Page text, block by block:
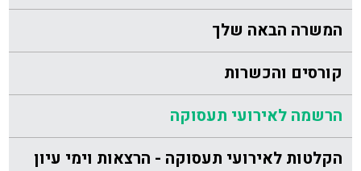
המשרה הבאה שלך
קורסים והכשרות
הרשמה לאירועי תעסוקה
הקלטות לאירועי תעסוקה - הרצאות וימי עיון